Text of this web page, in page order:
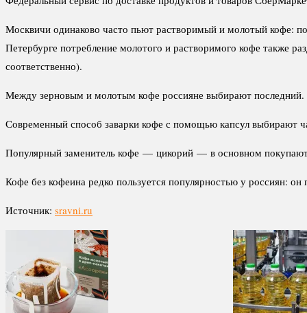
Москвичи одинаково часто пьют растворимый и молотый кофе:
Петербурге потребление молотого и растворимого кофе также
соответственно).
Между зерновым и молотым кофе россияне выбирают последний.
Современный способ заварки кофе с помощью капсул выбирают
Популярный заменитель кофе — цикорий — в основном
Кофе без кофеина редко пользуется популярностью у россиян:
Источник: sravni.ru